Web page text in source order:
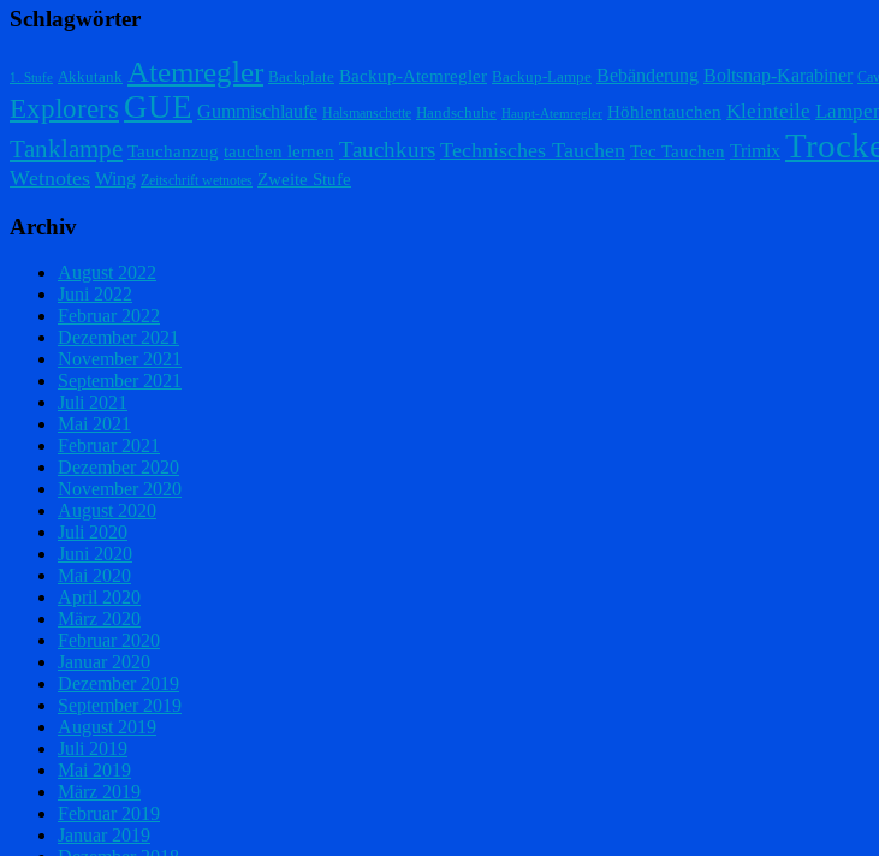
Schlagwörter
1. Stufe Akkutank Atemregler Backplate Backup-Atemregler Backup-Lampe Bebänderung Boltsnap-Karabiner
Explorers GUE Gummischlaufe Halsmanschette Handschuhe Haupt-Atemregler Höhlentauchen Kleinteile
Tanklampe Tauchanzug tauchen lernen Tauchkurs Technisches Tauchen Tec Tauchen Trimix
Wetnotes Wing Zeitschrift wetnotes Zweite Stufe
Archiv
August 2022
Juni 2022
Februar 2022
Dezember 2021
November 2021
September 2021
Juli 2021
Mai 2021
Februar 2021
Dezember 2020
November 2020
August 2020
Juli 2020
Juni 2020
Mai 2020
April 2020
März 2020
Februar 2020
Januar 2020
Dezember 2019
September 2019
August 2019
Juli 2019
Mai 2019
März 2019
Februar 2019
Januar 2019